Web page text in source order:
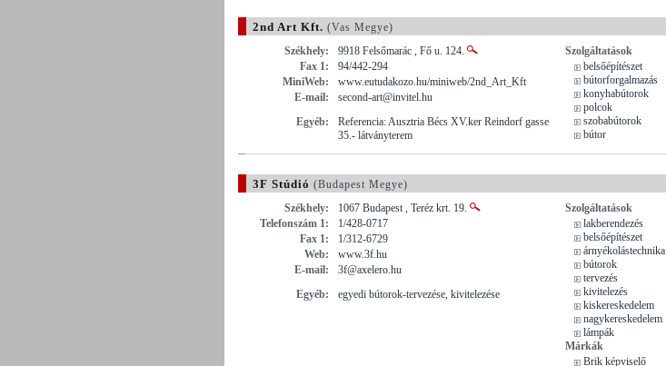
2nd Art Kft. (Vas Megye)
Székhely:
9918 Felsőmarác , Fő u. 124.
Fax 1:
94/442-294
MiniWeb:
www.eutudakozo.hu/miniweb/2nd_Art_Kft
E-mail:
second-art@invitel.hu
Egyéb:
Referencia: Ausztria Bécs XV.ker Reindorf gasse
35.- látványterem
Szolgáltatások
belsőépítészet
bútorforgalmazás
konyhabútorok
polcok
szobabútorok
bútor
3F Stúdió (Budapest Megye)
Székhely:
1067 Budapest , Teréz krt. 19.
Telefonszám 1:
1/428-0717
Fax 1:
1/312-6729
Web:
www.3f.hu
E-mail:
3f@axelero.hu
Egyéb:
egyedi bútorok-tervezése, kivitelezése
Szolgáltatások
lakberendezés
belsőépítészet
árnyékolástechnika
bútorok
tervezés
kivitelezés
kiskereskedelem
nagykereskedelem
lámpák
Márkák
Brik képviselő